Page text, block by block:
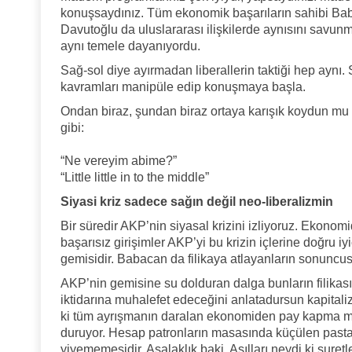
konuşsaydınız. Tüm ekonomik başarıların sahibi
Davutoğlu da uluslararası ilişkilerde aynısını
aynı temele dayanıyordu.
Sağ-sol diye ayırmadan liberallerin taktiği hep aynı.
kavramları manipüle edip konuşmaya başla.
Ondan biraz, şundan biraz ortaya karışık koydun mu
gibi:
“Ne vereyim abime?”
“Little little in to the middle”
Siyasi kriz sadece sağın değil neo-liberalizmin
Bir süredir AKP’nin siyasal krizini izliyoruz.
başarısız girişimler AKP’yi bu krizin içlerine doğru
gemisidir. Babacan da filikaya atlayanların
AKP’nin gemisine su dolduran dalga bunların
iktidarına muhalefet edeceğini anlatadursun
ki tüm ayrışmanın daralan ekonomiden pay kapma
duruyor. Hesap patronların masasında küçülen
yiyememesidir. Asalaklık baki. Asılları neydi ki